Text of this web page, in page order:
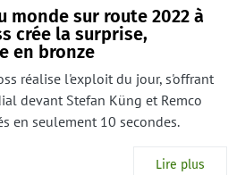
monde sur route 2022 à
crée la surprise,
en bronze
réalise l'exploit du jour, s'offrant
devant Stefan Küng et Remco
en seulement 10 secondes.
Lire plus